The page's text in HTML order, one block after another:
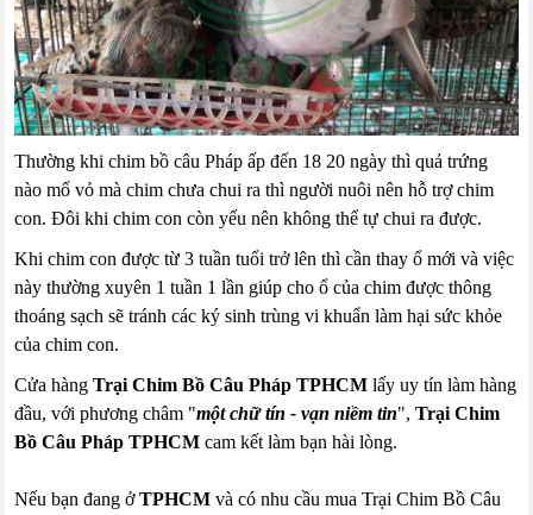
Thường khi chim bồ câu Pháp ấp đến 18 20 ngày thì quả trứng
nào mổ vỏ mà chim chưa chui ra thì người nuôi nên hỗ trợ chim
con. Đôi khi chim con còn yếu nên không thể tự chui ra được.
Khi chim con được từ 3 tuần tuổi trở lên thì cần thay ổ mới và việc
này thường xuyên 1 tuần 1 lần giúp cho ổ của chim được thông
thoáng sạch sẽ tránh các ký sinh trùng vi khuẩn làm hại sức khỏe
của chim con.
Cửa hàngTrại Chim Bồ Câu Pháp TPHCM lấy uy tín làm hàng
đầu, với phương châm "một chữ tín - vạn niềm tin",Trại Chim
Bồ Câu Pháp TPHCM cam kết làm bạn hài lòng.
Nếu bạn đang ởTPHCM và có nhu cầu mua Trại Chim Bồ Câu